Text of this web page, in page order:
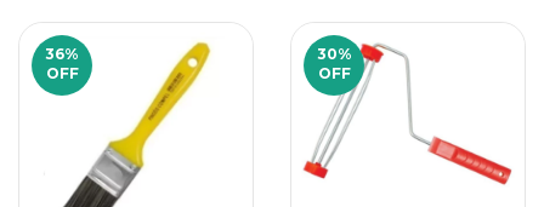
36%
OFF
30%
OFF